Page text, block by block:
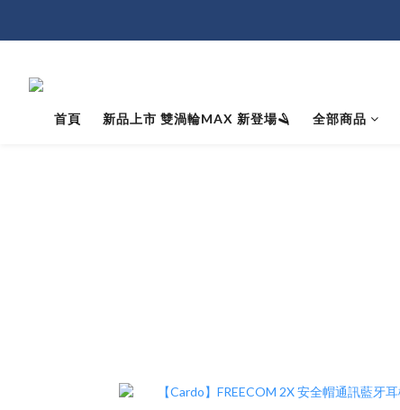
首頁 新品上市 雙渦輪MAX 新登場🪒 全部商品